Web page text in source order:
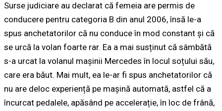
Surse judiciare au declarat că femeia are permis de
conducere pentru categoria B din anul 2006, însă le-a
spus anchetatorilor că nu conduce în mod constant și că
se urcă la volan foarte rar. Ea a mai susținut că sâmbătă
s-a urcat la volanul mașinii Mercedes în locul soțului său,
care era băut. Mai mult, ea le-ar fi spus anchetatorilor că
nu are deloc experiență pe mașină automată, astfel că a
încurcat pedalele, apăsând pe accelerație, în loc de frână,